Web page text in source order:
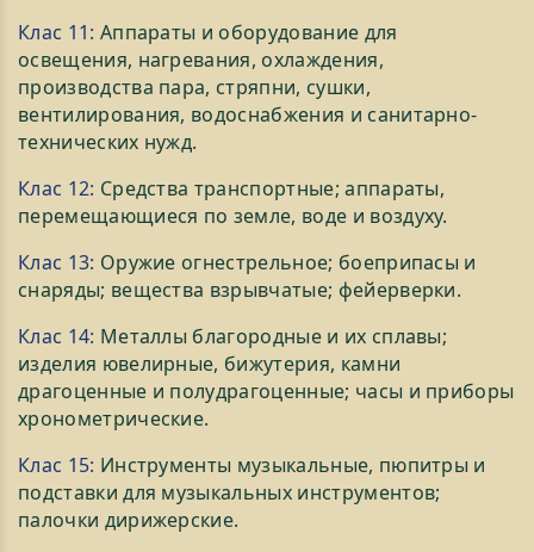
Клас 11: Аппараты и оборудование для
освещения, нагревания, охлаждения,
производства пара, стряпни, сушки,
вентилирования, водоснабжения и санитарно-
технических нужд.
Клас 12: Средства транспортные; аппараты,
перемещающиеся по земле, воде и воздуху.
Клас 13: Оружие огнестрельное; боеприпасы и
снаряды; вещества взрывчатые; фейерверки.
Клас 14: Металлы благородные и их сплавы;
изделия ювелирные, бижутерия, камни
драгоценные и полудрагоценные; часы и приборы
хронометрические.
Клас 15: Инструменты музыкальные, пюпитры и
подставки для музыкальных инструментов;
палочки дирижерские.